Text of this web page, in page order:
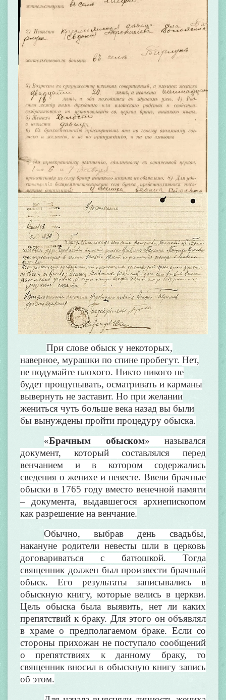
При слове обыск у некоторых,
наверное, мурашки по спине пробегут. Нет,
не подумайте плохого. Никто никого не
будет прощупывать, осматривать и карманы
вывернуть не заставит. Но при желании
жениться чуть больше века назад вы были
бы вынуждены пройти процедуру обыска.
«Брачным обыском» назывался
документ, который составлялся перед
венчанием и в котором содержались
сведения о женихе и невесте. Ввели брачные
обыски в 1765 году вместо венечной памяти
– документа, выдавшегося архиепископом
как разрешение на венчание.
Обычно, выбрав день свадьбы,
накануне родители невесты шли в церковь
договариваться с батюшкой. Тогда
священник должен был произвести брачный
обыск. Его результаты записывались в
обыскную книгу, которые велись в церкви.
Цель обыска была выявить, нет ли каких
препятствий к браку. Для этого он объявлял
в храме о предполагаемом браке. Если со
стороны прихожан не поступало сообщений
о препятствиях к данному браку, то
священник вносил в обыскную книгу запись
об этом.